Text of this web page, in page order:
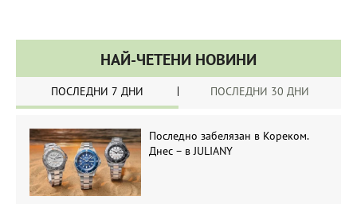
НАЙ-ЧЕТЕНИ НОВИНИ
ПОСЛЕДНИ 7 ДНИ ПОСЛЕДНИ 30 ДНИ
Последно забелязан в Кореком.
Днес – в JULIANY